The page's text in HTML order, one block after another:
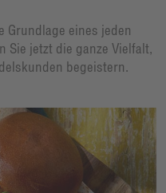
Grundlage eines jeden
Sie jetzt die ganze Vielfalt,
begeistern.